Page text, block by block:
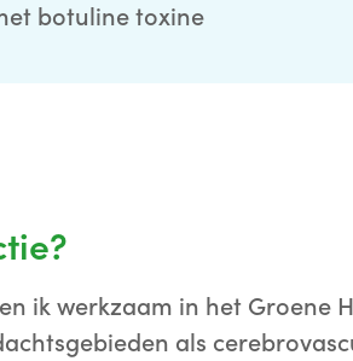
botuline toxine
ik werkzaam in het Groene
als